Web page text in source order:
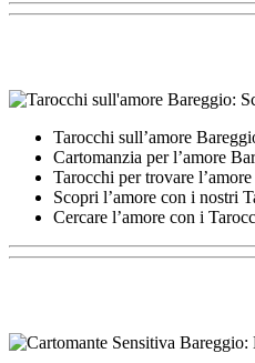
Tarocchi sull’amore
Cartomanzia per l’amore
Tarocchi per trovare
Scopri l’amore con i nostri
Cercare l’amore con i